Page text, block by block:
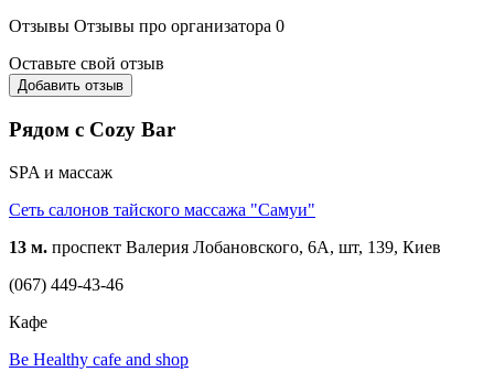
Отзывы Отзывы про организатора 0
Оставьте свой отзыв
Добавить отзыв
Рядом с Cozy Bar
SPA и массаж
Сеть салонов тайского массажа "Самуи"
13 м. проспект Валерия Лобановского, 6А, шт, 139, Киев
(067) 449-43-46
Кафе
Be Healthy cafe and shop